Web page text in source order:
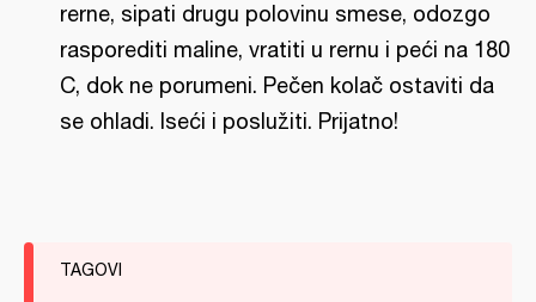
rerne, sipati drugu polovinu smese, odozgo
rasporediti maline, vratiti u rernu i peći na 180
C, dok ne porumeni. Pečen kolač ostaviti da
se ohladi. Iseći i poslužiti. Prijatno!
TAGOVI